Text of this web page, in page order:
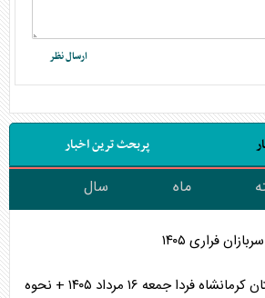
پربحث ترین اخبار
ماه سال
فراری ۱۴۰۵
جدول قطعی برق استان کرمانشاه فردا جمعه ۱۶ مرداد ۱۴۰۵ + نحوه